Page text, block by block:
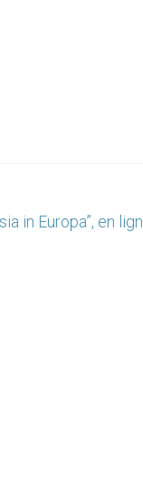
in Europa”, en